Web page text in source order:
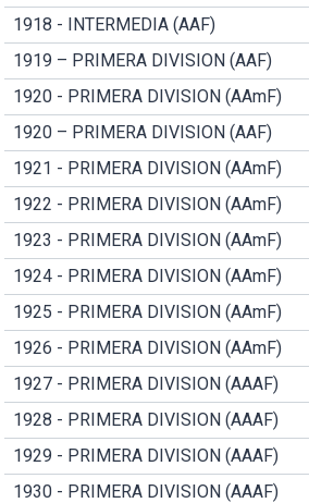
1918 - INTERMEDIA (AAF)
1919 – PRIMERA DIVISION (AAF)
1920 - PRIMERA DIVISION (AAmF)
1920 – PRIMERA DIVISION (AAF)
1921 - PRIMERA DIVISION (AAmF)
1922 - PRIMERA DIVISION (AAmF)
1923 - PRIMERA DIVISION (AAmF)
1924 - PRIMERA DIVISION (AAmF)
1925 - PRIMERA DIVISION (AAmF)
1926 - PRIMERA DIVISION (AAmF)
1927 - PRIMERA DIVISION (AAAF)
1928 - PRIMERA DIVISION (AAAF)
1929 - PRIMERA DIVISION (AAAF)
1930 - PRIMERA DIVISION (AAAF)